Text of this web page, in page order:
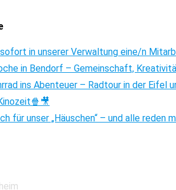
sofort in unserer Verwaltung eine/n
in Bendorf – Gemeinschaft,
ins Abenteuer – Radtour in der Eifel
für unser „Häuschen“ – und alle reden